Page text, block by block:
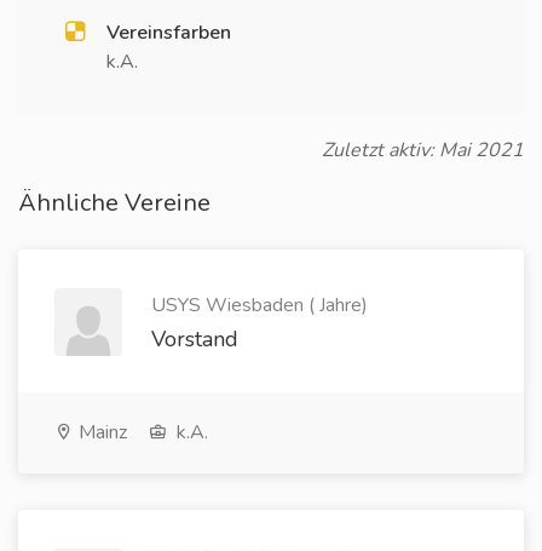
Vereinsfarben
k.A.
Zuletzt aktiv: Mai 2021
Ähnliche Vereine
USYS Wiesbaden ( Jahre)
Vorstand
Mainz k.A.